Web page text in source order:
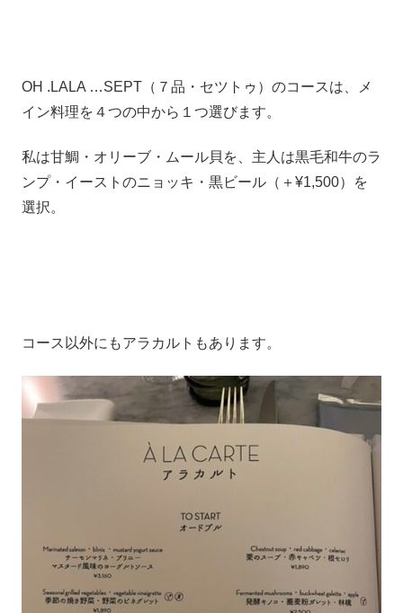
OH .LALA …SEPT（７品・セツトゥ）のコースは、メ
イン料理を４つの中から１つ選びます。
私は甘鯛・オリーブ・ムール貝を、主人は黒毛和牛のラ
ンプ・イーストのニョッキ・黒ビール（＋¥1,500）を
選択。
コース以外にもアラカルトもあります。